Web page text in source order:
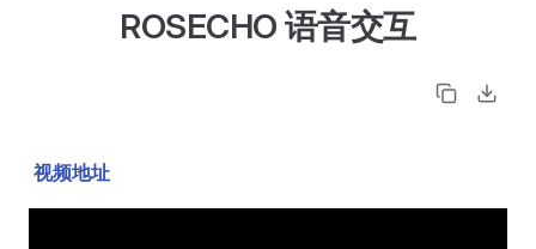
ROSECHO 语音交互
视频地址